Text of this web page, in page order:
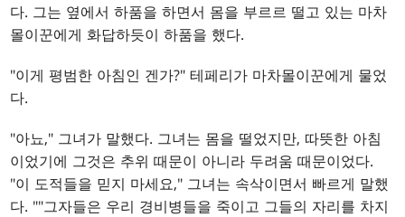
다. 그는 옆에서 하품을 하면서 몸을 부르르 떨고 있는 마차
몰이꾼에게 화답하듯이 하품을 했다.
"이게 평범한 아침인 겐가?" 테페리가 마차몰이꾼에게 물었
다.
"아뇨," 그녀가 말했다. 그녀는 몸을 떨었지만, 따뜻한 아침
이었기에 그것은 추위 때문이 아니라 두려움 때문이었다.
"이 도적들을 믿지 마세요," 그녀는 속삭이면서 빠르게 말했
다. ""그자들은 우리 경비병들을 죽이고 그들의 자리를 차지